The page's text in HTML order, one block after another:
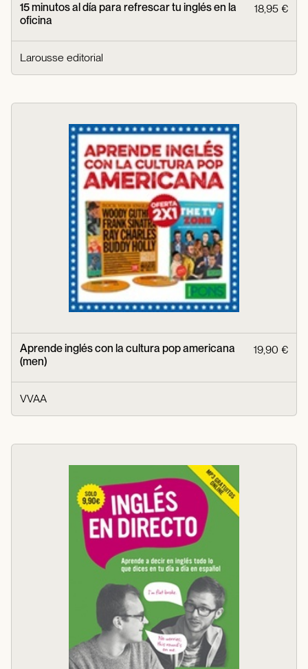
15 minutos al día para refrescar tu inglés en la
oficina
18,95 €
Larousse editorial
Aprende inglés con la cultura pop americana
(men)
19,90 €
VVAA